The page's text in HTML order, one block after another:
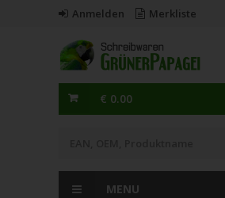
Anmelden Merkliste
€ 0.00
MENU